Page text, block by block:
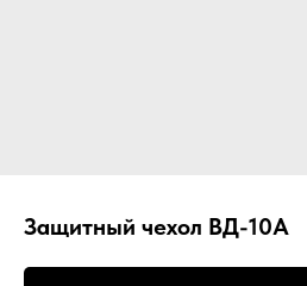
Защитный чехол ВД-10А